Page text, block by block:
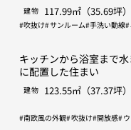
建物 117.99㎡（35.69坪）
吹抜け サンルーム 手洗い動線
キッチンから浴室まで
に配置した住まい
建物 123.55㎡（37.37坪）
南欧風の外観 吹抜け 開放感